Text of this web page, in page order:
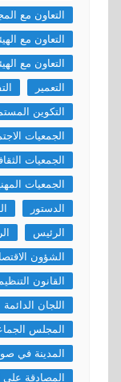
التعاون مع
التعاون مع
التعاون مع
التعمير
التكوين
الجمعيات
الجمعيات
الجمعيات
الدستور
الرئيس
الشؤون
القانون التنظيمي
اللجان الدائمة
المجلس
المدينة في
المصادقة على